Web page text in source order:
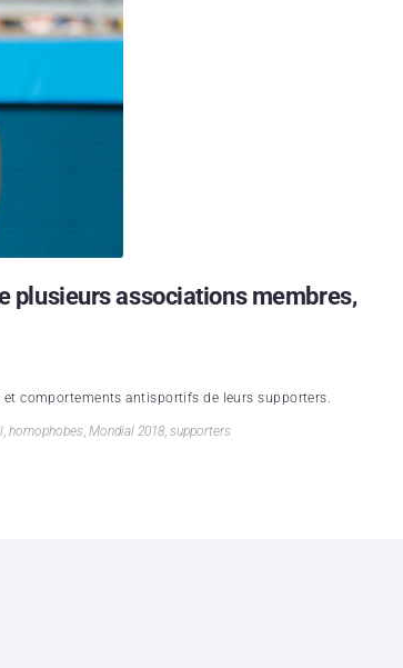
plusieurs associations membres,
comportements antisportifs de leurs supporters.
, homophobes, Mondial 2018, supporters